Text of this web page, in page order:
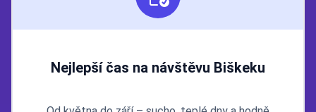
Nejlepší čas na návštěvu Biškeku